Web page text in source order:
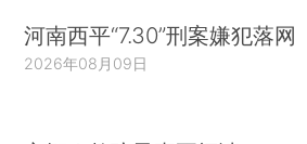
河南西平“7.30”刑案嫌犯落网
2026年08月09日